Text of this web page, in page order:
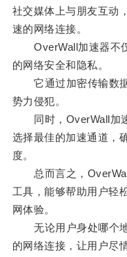
社交媒体上与朋友互动
速的网络连接。
OverWall加速器不仅
的网络安全和隐私。
它通过加密传输数据
势力侵犯。
同时，OverWall加速
选择最佳的加速通道，
度。
总而言之，OverWall
工具，能够帮助用户轻
网体验。
无论用户身处哪个地
的网络连接，让用户尽